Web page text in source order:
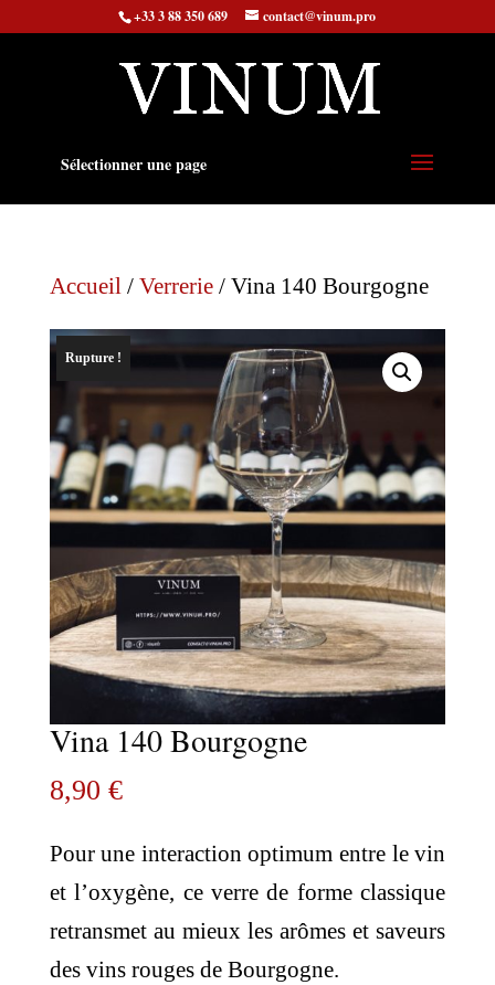
+33 3 88 350 689 contact@vinum.pro
Sélectionner une page
Accueil/ Verrerie/ Vina 140 Bourgogne
Rupture !
Vina 140 Bourgogne
8,90 €
Pour une interaction optimum entre le vin
et l’oxygène, ce verre de forme classique
retransmet au mieux les arômes et saveurs
des vins rouges de Bourgogne.